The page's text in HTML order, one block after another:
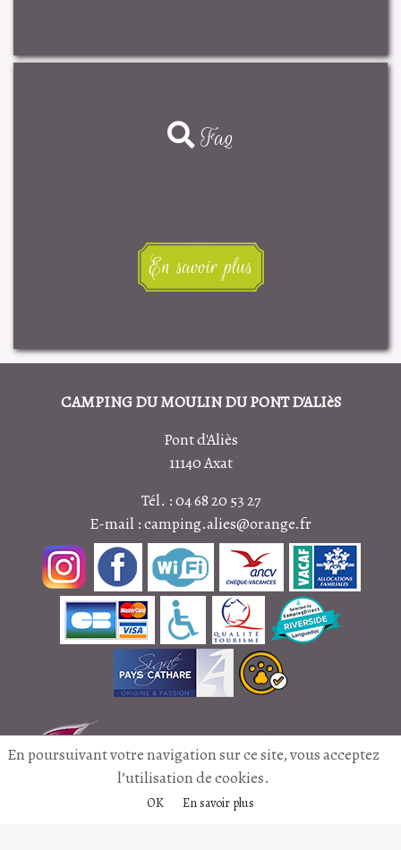
Faq
En savoir plus
CAMPING DU MOULIN DU PONT D'ALIèS
Pont d'Aliès
11140Axat
Tél. :04 68 20 53 27
E-mail :camping.alies@orange.fr
En poursuivant votre navigation sur ce site, vous acceptez
l’utilisation de cookies.
OK En savoir plus